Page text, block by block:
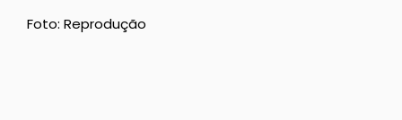
Foto: Reprodução